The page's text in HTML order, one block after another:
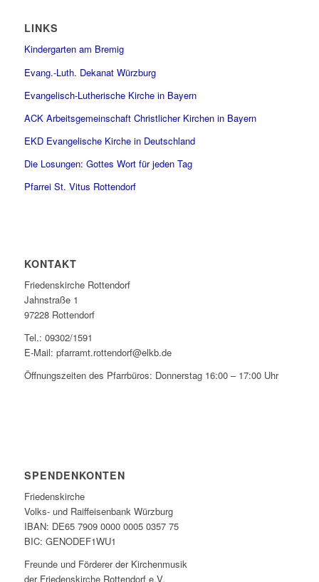
LINKS
Kindergarten am Bremig
Evang.-Luth. Dekanat Würzburg
Evangelisch-Lutherische Kirche in Bayern
ACK Arbeitsgemeinschaft Christlicher Kirchen in Bayern
EKD Evangelische Kirche in Deutschland
Die Losungen: Gottes Wort für jeden Tag
Pfarrei St. Vitus Rottendorf
KONTAKT
Friedenskirche Rottendorf
Jahnstraße 1
97228 Rottendorf
Tel.: 09302/1591
E-Mail: pfarramt.rottendorf@elkb.de
Öffnungszeiten des Pfarrbüros: Donnerstag 16:00 – 17:00 Uhr
SPENDENKONTEN
Friedenskirche
Volks- und Raiffeisenbank Würzburg
IBAN: DE65 7909 0000 0005 0357 75
BIC: GENODEF1WU1
Freunde und Förderer der Kirchenmusik
der Friedenskirche Rottendorf e.V.